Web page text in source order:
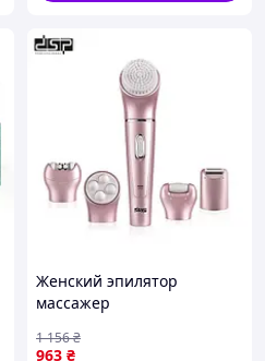
Женский эпилятор
массажер
1 на аккумуляторе DSP
963 ₴
1 156₴